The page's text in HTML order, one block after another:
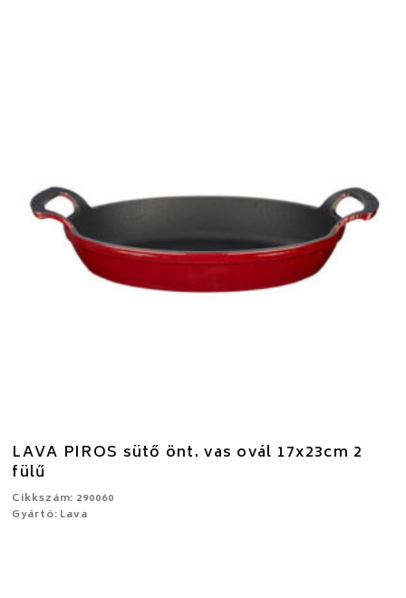
LAVA PIROS sütő önt. vas ovál 17x23cm 2
fülű
Cikkszám: 290060
Gyártó: Lava